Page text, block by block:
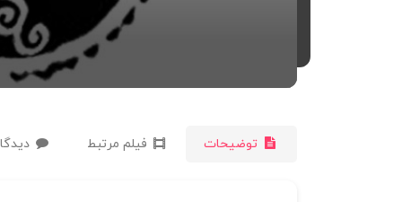
توضیحات فیلم مرتبط